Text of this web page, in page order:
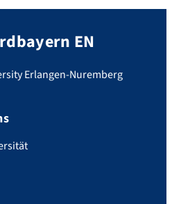
EN
Erlangen-Nuremberg